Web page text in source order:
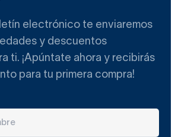
electrónico te enviaremos
y descuentos
ti. ¡Apúntate ahora y recibirás
para tu primera compra!